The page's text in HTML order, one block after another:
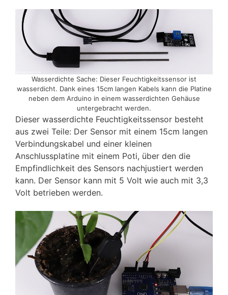
Wasserdichte Sache: Dieser Feuchtigkeitssensor ist
wasserdicht. Dank eines 15cm langen Kabels kann die Platine
neben dem Arduino in einem wasserdichten Gehäuse
untergebracht werden.
Dieser wasserdichte Feuchtigkeitssensor besteht
aus zwei Teile: Der Sensor mit einem 15cm langen
Verbindungskabel und einer kleinen
Anschlussplatine mit einem Poti, über den die
Empfindlichkeit des Sensors nachjustiert werden
kann. Der Sensor kann mit 5 Volt wie auch mit 3,3
Volt betrieben werden.